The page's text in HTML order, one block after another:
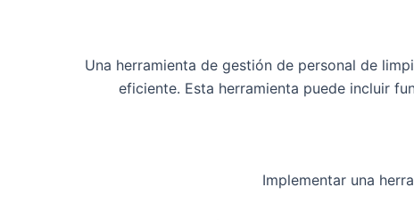
Una herramienta de gestión de personal de
eficiente. Esta herramienta puede incluir
Implementar una